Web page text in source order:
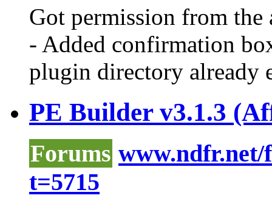
Got permission from
- Added confirmation
plugin directory already
PE Builder v3.1.3
Forums www.ndfr.net/
t=5715